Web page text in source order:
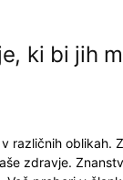
ki bi jih
različnih oblikah.
zdravje.